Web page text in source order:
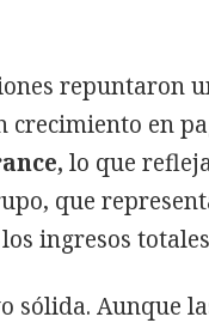
repuntaron
crecimiento en
lo que
que
ingresos
sólida. Aunque